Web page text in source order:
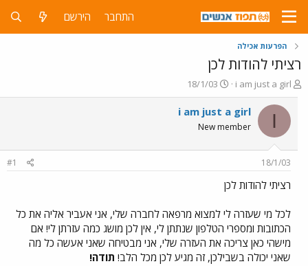
התחבר הירשם
הפרעות אכילה
רציתי להודות לכן
פ
ו
ת
ח
ה
ש
א
i am just a girl
פ
ו
ר
ם
ך
18/1/03
I
i am just a girl
New member
18/1/03
#1
רציתי להודות לכן
לכל מי שעזרה לי למצוא מרפאה לחברה שלי, אני אעביר אליה את כל
הכתובות ומספרי הטלפון שנתתן לי, אין לכן מושג כמה עזרתן לי! אם
מישהי כאן צריכה את העזרה שלי, אני מבטיחה שאני אעשה כל מה
שאני יכולה בשבילכן, זה מגיע לכן מכל הלב! תודה!